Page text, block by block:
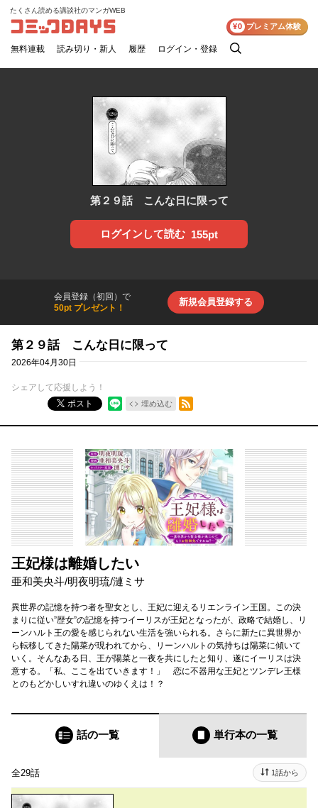
コミックDAYS
たくさん読める講談社のマンガWEB
無料連載 読み切り・新人 履歴 ログイン・登録
検
¥0 プレミアム体験
第２９話 こんな日に限って
ログインして読む 155pt
会員登録（初回）で
50pt プレゼント！
新規会員登録する
第２９話 こんな日に限って
2026年04月30日
シェアして応援しよう！
ポスト
埋め込む
RSSフィード
王妃様は離婚したい
亜和美央斗/明夜明琉/漣ミサ
異世界の記憶を持つ者を聖女とし、王妃に迎えるリエンライン王国。この決
まりに従い”歴女”の記憶を持つイーリスが王妃となったが、政略で結婚し、リ
ーンハルト王の愛を感じられない生活を強いられる。さらに新たに異世界か
ら転移してきた陽菜が現われてから、リーンハルトの気持ちは陽菜に傾いて
いく。そんなある日、王が陽菜と一夜を共にしたと知り、遂にイーリスは決
意する。「私、ここを出ていきます！」 恋に不器用な王妃とツンデレ王様
とのもどかしいすれ違いのゆくえは！？
話の一覧 単行本の一覧
全29話 1話から